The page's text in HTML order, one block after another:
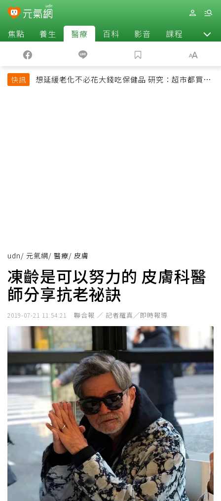
焦點 養生 醫療 百科 影音 課程 退休
快訊
想延緩老化不必花大錢吃保健品 研究：超市都買得
udn/ 元氣網/ 醫療/ 皮膚
凍齡是可以努力的 皮膚科醫
師分享抗老祕訣
2019-07-21 11:54:21 聯合報 ／ 記者羅真╱即時報導